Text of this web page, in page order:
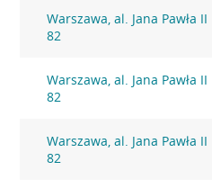
Warszawa, al. Jana Pawła II
82
Warszawa, al. Jana Pawła II
82
Warszawa, al. Jana Pawła II
82